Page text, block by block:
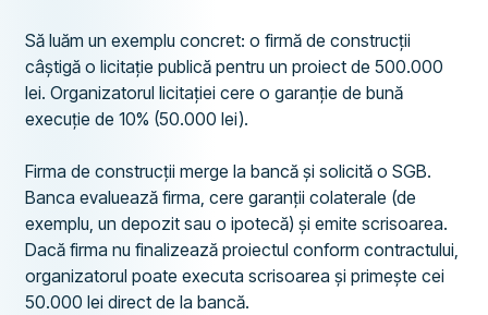
Să luăm un exemplu concret: o firmă de construcții
câștigă o licitație publică pentru un proiect de 500.000
lei. Organizatorul licitației cere o garanție de bună
execuție de 10% (50.000 lei).
Firma de construcții merge la bancă și solicită o SGB.
Banca evaluează firma, cere garanții colaterale (de
exemplu, un depozit sau o ipotecă) și emite scrisoarea.
Dacă firma nu finalizează proiectul conform contractului,
organizatorul poate executa scrisoarea și primește cei
50.000 lei direct de la bancă.